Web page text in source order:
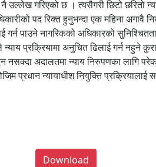
नै उल्लेख गरिएको छ । त्यसैगरी छिटो
पद रिक्त हुनुभन्दा एक महिना अगावै
गर्न पाउने नागरिकको अधिकारको
प्रक्रियामा अनुचित ढिलाई गर्न
अदालतमा न्याय निरुपणका लागि
प्रधान न्यायाधीश नियुक्ति
Download